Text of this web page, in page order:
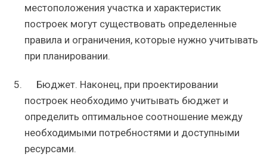
местоположения участка и характеристик
построек могут существовать определенные
правила и ограничения, которые нужно учитывать
при планировании.
Бюджет. Наконец, при проектировании
построек необходимо учитывать бюджет и
определить оптимальное соотношение между
необходимыми потребностями и доступными
ресурсами.